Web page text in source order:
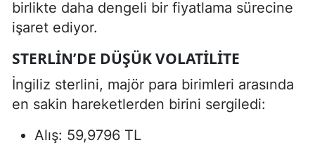
birlikte daha dengeli bir fiyatlama sürecine
işaret ediyor.
STERLIN’DE DÜŞÜK VOLATILITE
İngiliz sterlini, majör para birimleri arasında
en sakin hareketlerden birini sergiledi:
Alış: 59,9796 TL